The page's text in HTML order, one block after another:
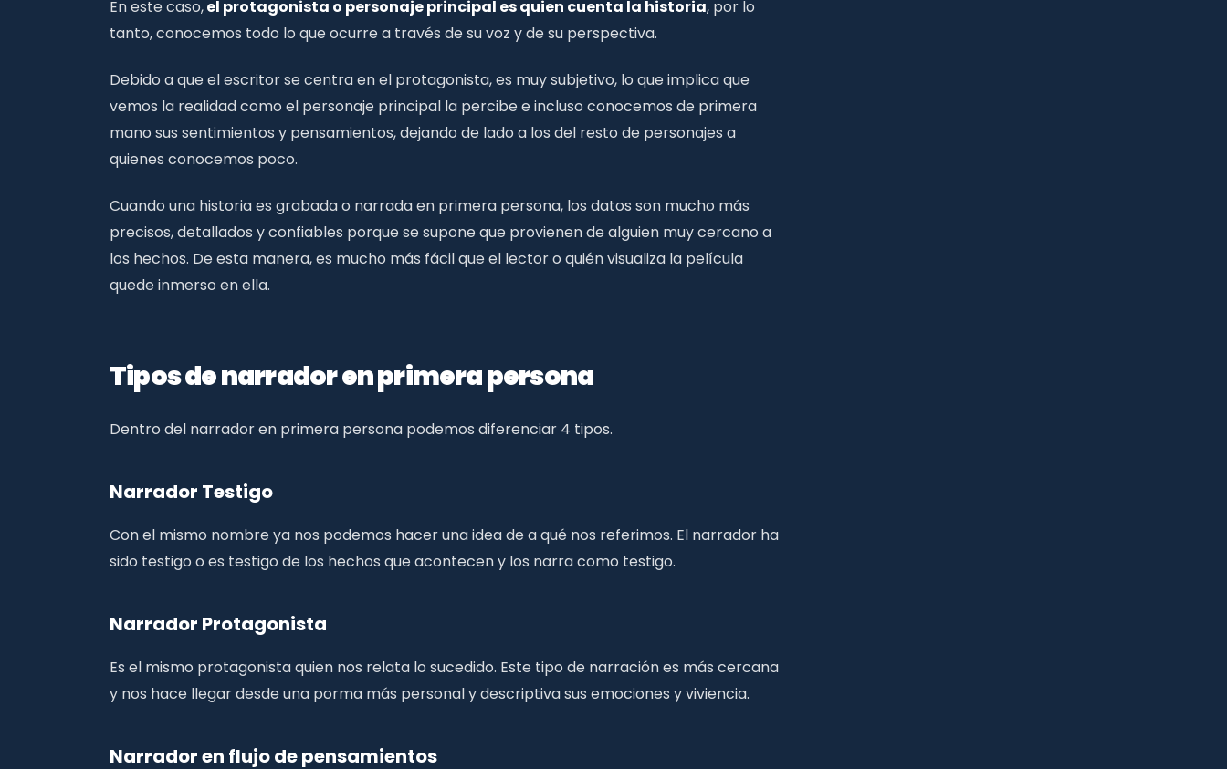
En este caso,el protagonista o personaje principal es quien cuenta la historia, por lo
tanto, conocemos todo lo que ocurre a través de su voz y de su perspectiva.
Debido a que el escritor se centra en el protagonista, es muy subjetivo, lo que implica que
vemos la realidad como el personaje principal la percibe e incluso conocemos de primera
mano sus sentimientos y pensamientos, dejando de lado a los del resto de personajes a
quienes conocemos poco.
Cuando una historia es grabada o narrada en primera persona, los datos son mucho más
precisos, detallados y confiables porque se supone que provienen de alguien muy cercano a
los hechos. De esta manera, es mucho más fácil que el lector o quién visualiza la película
quede inmerso en ella.
Tipos de narrador en primera persona
Dentro del narrador en primera persona podemos diferenciar 4 tipos.
Narrador Testigo
Con el mismo nombre ya nos podemos hacer una idea de a qué nos referimos. El narrador ha
sido testigo o es testigo de los hechos que acontecen y los narra como testigo.
Narrador Protagonista
Es el mismo protagonista quien nos relata lo sucedido. Este tipo de narración es más cercana
y nos hace llegar desde una porma más personal y descriptiva sus emociones y viviencia.
Narrador en flujo de pensamientos